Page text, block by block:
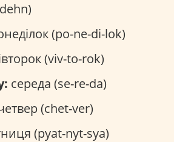
(po-ne-di-lok)
(viv-to-rok)
середа (se-re-da)
(chet-ver)
(pyat-nyt-sya)